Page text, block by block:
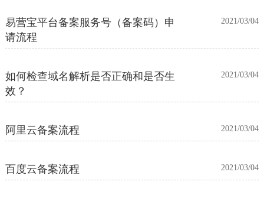
易营宝平台备案服务号（备案码）申
请流程
2021/03/04
如何检查域名解析是否正确和是否生
效？
2021/03/04
阿里云备案流程 2021/03/04
百度云备案流程 2021/03/04